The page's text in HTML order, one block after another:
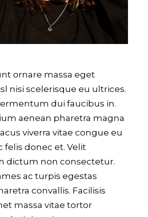
ornare massa eget
nisi scelerisque eu ultrices.
dui faucibus in.
aenean pharetra magna
viverra vitae congue eu
felis donec et. Velit
dictum non consectetur.
ac turpis egestas
convallis. Facilisis
massa vitae tortor